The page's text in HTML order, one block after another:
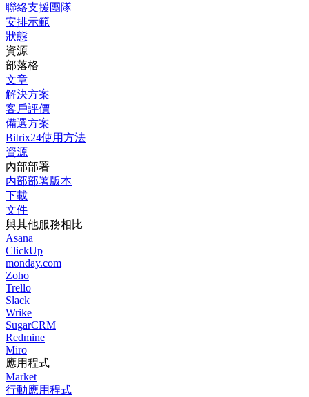
聯絡支援團隊
安排示範
狀態
資源
部落格
文章
解決方案
客戶評價
備選方案
Bitrix24使用方法
資源
內部部署
内部部署版本
下載
文件
與其他服務相比
Asana
ClickUp
monday.com
Zoho
Trello
Slack
Wrike
SugarCRM
Redmine
Miro
應用程式
Market
行動應用程式